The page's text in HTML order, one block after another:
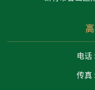
电话
传真